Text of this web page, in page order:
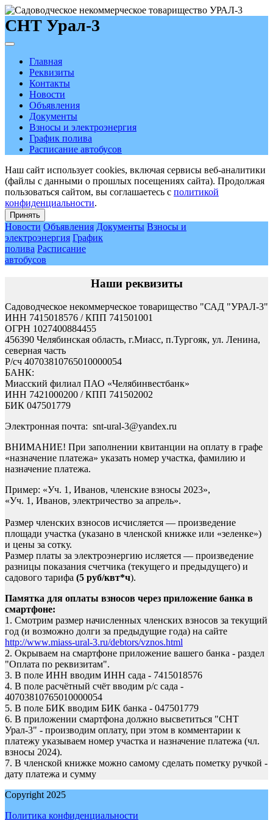
СНТ Урал-3
Главная
Реквизиты
Контакты
Новости
Объявления
Документы
Взносы и электроэнергия
График полива
Расписание автобусов
Наш сайт использует cookies, включая сервисы веб-аналитики
(файлы с данными о прошлых посещениях сайта). Продолжая
пользоваться сайтом, вы соглашаетесь с политикой
конфиденциальности.
Принять
Новости Объявления Документы Взносы и
электроэнергия График
полива Расписание
автобусов
Наши реквизиты
Садоводческое некоммерческое товарищество "САД "УРАЛ-3"
ИНН 7415018576 / КПП 741501001
ОГРН 1027400884455
456390 Челябинская область, г.Миасс, п.Тургояк, ул. Ленина,
северная часть
Р/сч 40703810765010000054
БАНК:
Миасский филиал ПАО «Челябинвестбанк»
ИНН 7421000200 / КПП 741502002
БИК 047501779
Электронная почта: snt-ural-3@yandex.ru
ВНИМАНИЕ! При заполнении квитанции на оплату в графе
«назначение платежа» указать номер участка, фамилию и
назначение платежа.
Пример: «Уч. 1, Иванов, членские взносы 2023»,
«Уч. 1, Иванов, электричество за апрель».
Размер членских взносов исчисляется — произведение
площади участка (указано в членской книжке или «зеленке»)
и цены за сотку.
Размер платы за электроэнергию исляется — произведение
разницы показания счетчика (текущего и предыдущего) и
садового тарифа (5 руб/квт*ч).
Памятка для оплаты взносов через приложение банка в
смартфоне:
1. Смотрим размер начисленных членских взносов за текущий
год (и возможно долги за предыдущие года) на сайте
http://www.miass-ural-3.ru/debtors/vznos.html
2. Окрываем на смартфоне приложение вашего банка - раздел
"Оплата по реквизитам".
3. В поле ИНН вводим ИНН сада - 7415018576
4. В поле расчётный счёт вводим р/с сада -
40703810765010000054
5. В поле БИК вводим БИК банка - 047501779
6. В приложении смартфона должно высветиться "СНТ
Урал-3" - производим оплату, при этом в комментарии к
платежу указываем номер участка и назначение платежа (чл.
взносы 2024).
7. В членской книжке можно самому сделать пометку ручкой -
дату платежа и сумму
Copyright 2025
Политика конфиденциальности